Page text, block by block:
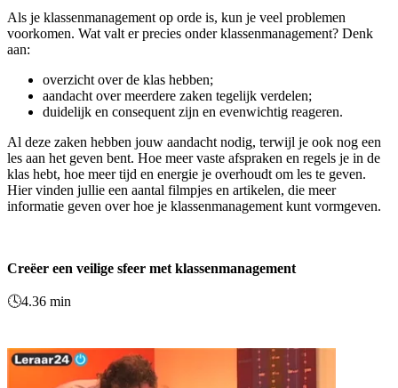
Als je klassenmanagement op orde is, kun je veel problemen
voorkomen. Wat valt er precies onder klassenmanagement? Denk
aan:
overzicht over de klas hebben;
aandacht over meerdere zaken tegelijk verdelen;
duidelijk en consequent zijn en evenwichtig reageren.
Al deze zaken hebben jouw aandacht nodig, terwijl je ook nog een
les aan het geven bent. Hoe meer vaste afspraken en regels je in de
klas hebt, hoe meer tijd en energie je overhoudt om les te geven.
Hier vinden jullie een aantal filmpjes en artikelen, die meer
informatie geven over hoe je klassenmanagement kunt vormgeven.
Creëer een veilige sfeer met klassenmanagement
🕓4.36 min